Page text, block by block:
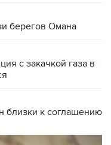
берегов Омана
с закачкой газа в
близки к соглашению